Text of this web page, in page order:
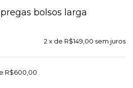
bolsos larga
2 x de R$149,00 sem juros
R$600,00